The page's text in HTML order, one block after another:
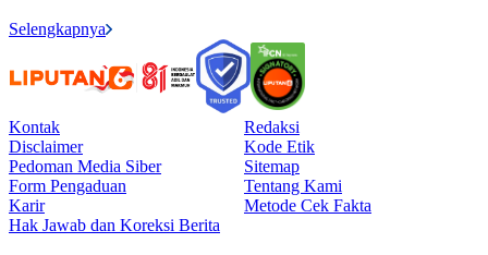
Selengkapnya
Kontak
Redaksi
Disclaimer
Kode Etik
Pedoman Media Siber
Sitemap
Form Pengaduan
Tentang Kami
Karir
Metode Cek Fakta
Hak Jawab dan Koreksi Berita